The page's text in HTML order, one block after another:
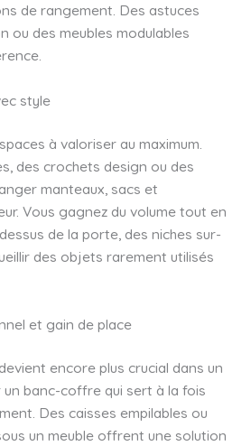
de rangement. Des astuces
ou des meubles modulables
style
à valoriser au maximum.
des crochets design ou des
manteaux, sacs et
Vous gagnez du volume tout en
de la porte, des niches sur-
des objets rarement utilisés
et gain de place
encore plus crucial dans un
un banc-coffre qui sert à la fois
Des caisses empilables ou
un meuble offrent une solution